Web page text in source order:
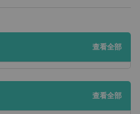
查看全部
查看全部